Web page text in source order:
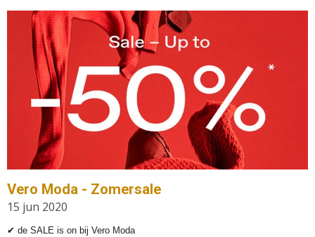
Vero Moda - Zomersale
15 jun 2020
✔ de SALE is on bij Vero Moda